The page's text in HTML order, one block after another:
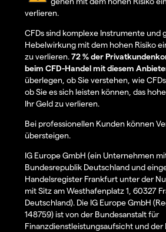
verlieren.
CFDs sind komplexe Instrumente und
Hebelwirkung mit dem hohen Risiko
zu verlieren.72 % der
beim CFD-Handel mit diesem
überlegen, ob Sie verstehen, wie
ob Sie es sich leisten können, das
Ihr Geld zu verlieren.
Bei professionellen Kunden können
übersteigen.
IG Europe GmbH (ein Unternehmen
Bundesrepublik Deutschland und
Handelsregister Frankfurt unter der
mit Sitz am Westhafenplatz 1, 60327
Deutschland). Die IG Europe GmbH
148759) ist von der Bundesanstalt für
Finanzdienstleistungsaufsicht und der